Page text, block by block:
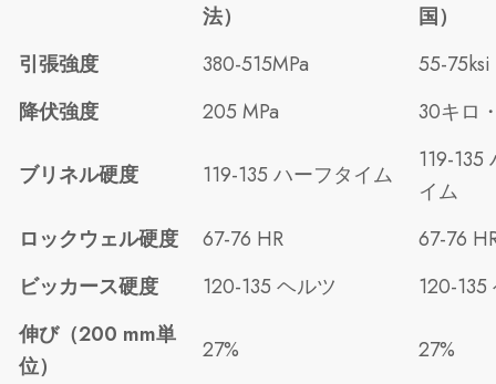
法）
国）
引張強度
380-515MPa
55-75ksi
降伏強度
205 MPa 30キロ
ブリネル硬度 119-135 ハーフタイム
119-135
イム
ロックウェル硬度
67-76 HR
67-76
ビッカース硬度
120-135 ヘルツ
120-
伸び（200 mm単
位）
27% 27%